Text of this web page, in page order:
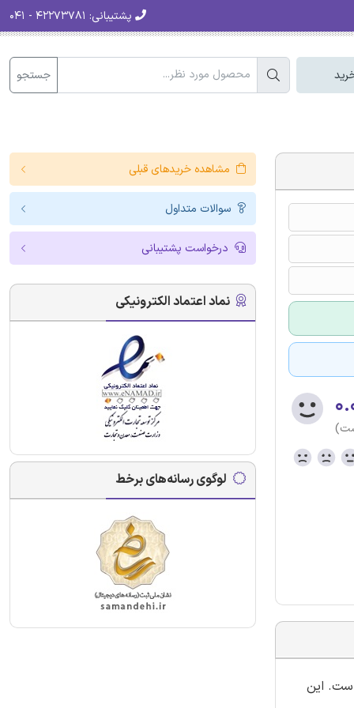
پشتیبانی:
جستجو
است. این
مشاهده خریدهای قبلی
سوالات متداول
درخواست پشتیبانی
نماد اعتماد الکترونیکی
لوگوی رسانه‌های برخط